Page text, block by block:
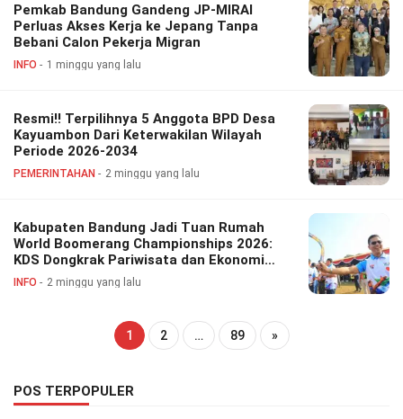
Pemkab Bandung Gandeng JP-MIRAI
Perluas Akses Kerja ke Jepang Tanpa
Bebani Calon Pekerja Migran
INFO 1 minggu yang lalu
Resmi!! Terpilihnya 5 Anggota BPD Desa
Kayuambon Dari Keterwakilan Wilayah
Periode 2026-2034
PEMERINTAHAN 2 minggu yang lalu
Kabupaten Bandung Jadi Tuan Rumah
World Boomerang Championships 2026:
KDS Dongkrak Pariwisata dan Ekonomi
Daerah
INFO 2 minggu yang lalu
1 2 … 89 »
POS TERPOPULER